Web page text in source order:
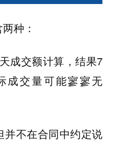
种：
成交额计算，结果7
成交量可能寥寥无
并不在合同中约定说